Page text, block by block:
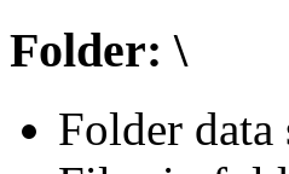
Folder: \
Folder data